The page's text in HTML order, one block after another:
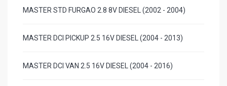
MASTER STD FURGAO 2.8 8V DIESEL (2002 - 2004)
MASTER DCI PICKUP 2.5 16V DIESEL (2004 - 2013)
MASTER DCI VAN 2.5 16V DIESEL (2004 - 2016)